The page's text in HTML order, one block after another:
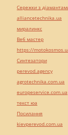
Сережки з
alliancetechnika.ua
миралинкс
Веб мастер
https://
Синтезатори
perevod.agency
agrotechnika.com.ua
europeservice.com.ua
текст юа
Посилання
kievperevod.com.ua